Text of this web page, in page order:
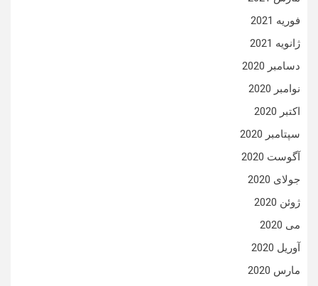
فوریه 2021
ژانویه 2021
دسامبر 2020
نوامبر 2020
اکتبر 2020
سپتامبر 2020
آگوست 2020
جولای 2020
ژوئن 2020
می 2020
آوریل 2020
مارس 2020